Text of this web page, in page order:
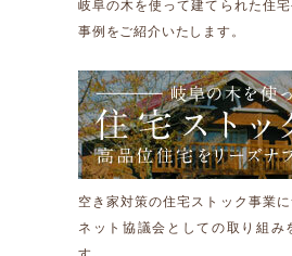
岐阜の木を使って建てられた住
事例をご紹介いたします。
空き家対策の住宅ストック事業
ネット協議会としての取り組み